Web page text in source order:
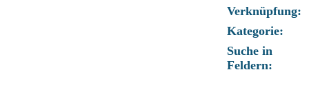
Verknüpfung:
Kategorie:
Suche in
Feldern: